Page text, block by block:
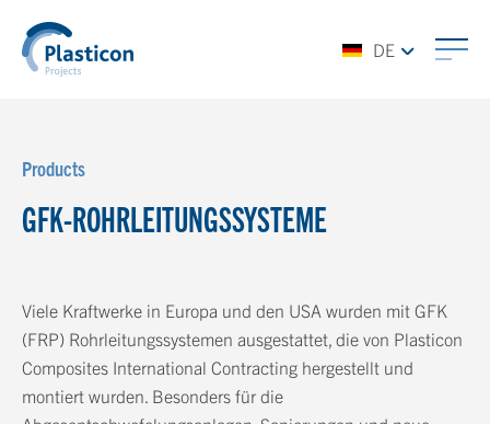
DE
Products
GFK-ROHRLEITUNGSSYSTEME
Viele Kraftwerke in Europa und den USA wurden mit GFK
(FRP) Rohrleitungssystemen ausgestattet, die von Plasticon
Composites International Contracting hergestellt und
montiert wurden. Besonders für die